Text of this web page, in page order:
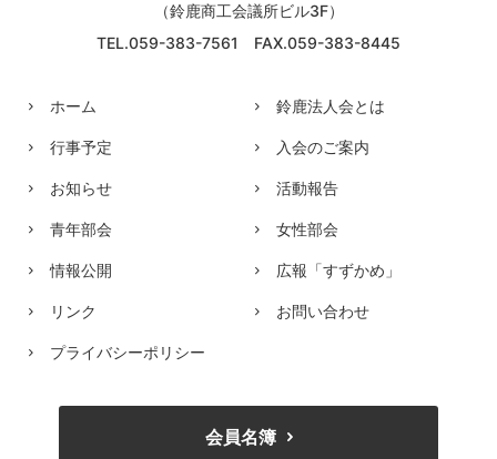
（鈴鹿商工会議所ビル3F）
TEL.059-383-7561 FAX.059-383-8445
ホーム 鈴鹿法人会とは
行事予定 入会のご案内
お知らせ 活動報告
青年部会 女性部会
情報公開 広報「すずかめ」
リンク お問い合わせ
プライバシーポリシー
会員名簿